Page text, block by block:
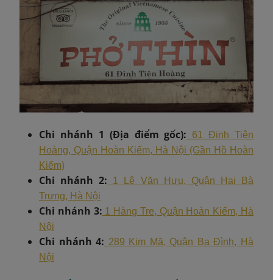
Chi nhánh 1 (Địa điểm gốc):
61 Đinh Tiên
Hoàng, Quận Hoàn Kiếm, Hà Nội (Gần Hồ Hoàn
Kiếm)
Chi nhánh 2:
1 Lê Văn Hưu, Quận Hai Bà
Trưng, Hà Nội
Chi nhánh 3: 1 Hàng Tre, Quận Hoàn Kiếm, Hà
Nội
Chi nhánh 4: 289 Kim Mã, Quận Ba Đình, Hà
Nội